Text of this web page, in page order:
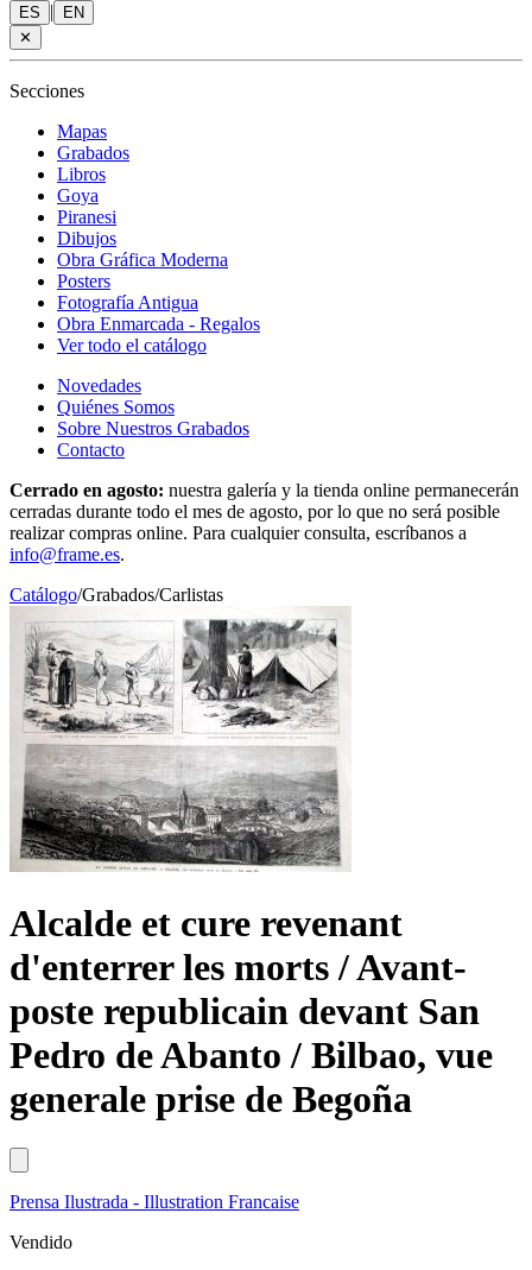
ES |
EN
✕
Secciones
Mapas
Grabados
Libros
Goya
Piranesi
Dibujos
Obra Gráfica Moderna
Posters
Fotografía Antigua
Obra Enmarcada - Regalos
Ver todo el catálogo
Novedades
Quiénes Somos
Sobre Nuestros Grabados
Contacto
Cerrado en agosto: nuestra galería y la tienda online permanecerán
cerradas durante todo el mes de agosto, por lo que no será posible
realizar compras online. Para cualquier consulta, escríbanos a
info@frame.es.
Catálogo/Grabados/Carlistas
Alcalde et cure revenant
d'enterrer les morts / Avant-
poste republicain devant San
Pedro de Abanto / Bilbao, vue
generale prise de Begoña
Prensa Ilustrada - Illustration Francaise
Vendido